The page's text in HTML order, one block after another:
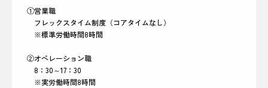
①営業職
フレックスタイム制度（コアタイムなし）
※標準労働時間8時間
②オペレーション職
8：30～17：30
※実労働時間8時間